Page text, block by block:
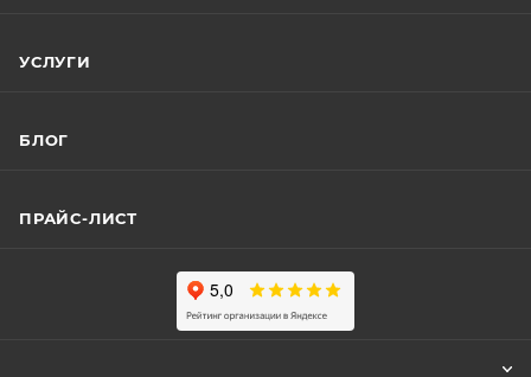
УСЛУГИ
БЛОГ
ПРАЙС-ЛИСТ